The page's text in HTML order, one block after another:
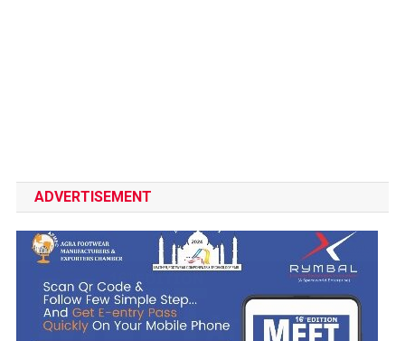
ADVERTISEMENT